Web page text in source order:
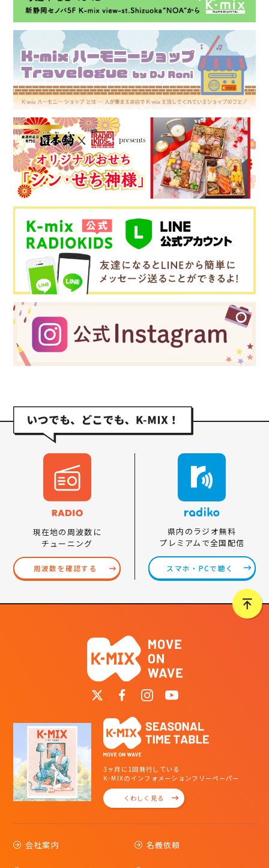
現在地の周波数に
チューニング
周波数を確認する
県内のラジオ無料
プレミアムで全国配信
スマホ・PCで聴く
3ヶ月に1回発行している
K-MIXのインフォメーションフリーペーパー
くわしく見る
会社案内 名義依頼